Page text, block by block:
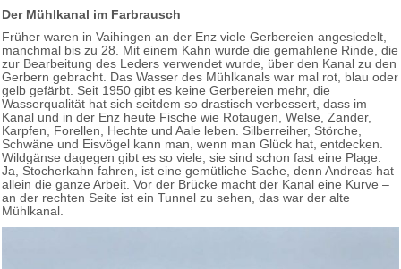
Der Mühlkanal im Farbrausch
Früher waren in Vaihingen an der Enz viele Gerbereien angesiedelt,
manchmal bis zu 28. Mit einem Kahn wurde die gemahlene Rinde, die
zur Bearbeitung des Leders verwendet wurde, über den Kanal zu den
Gerbern gebracht. Das Wasser des Mühlkanals war mal rot, blau oder
gelb gefärbt. Seit 1950 gibt es keine Gerbereien mehr, die
Wasserqualität hat sich seitdem so drastisch verbessert, dass im
Kanal und in der Enz heute Fische wie Rotaugen, Welse, Zander,
Karpfen, Forellen, Hechte und Aale leben. Silberreiher, Störche,
Schwäne und Eisvögel kann man, wenn man Glück hat, entdecken.
Wildgänse dagegen gibt es so viele, sie sind schon fast eine Plage.
Ja, Stocherkahn fahren, ist eine gemütliche Sache, denn Andreas hat
allein die ganze Arbeit. Vor der Brücke macht der Kanal eine Kurve –
an der rechten Seite ist ein Tunnel zu sehen, das war der alte
Mühlkanal.